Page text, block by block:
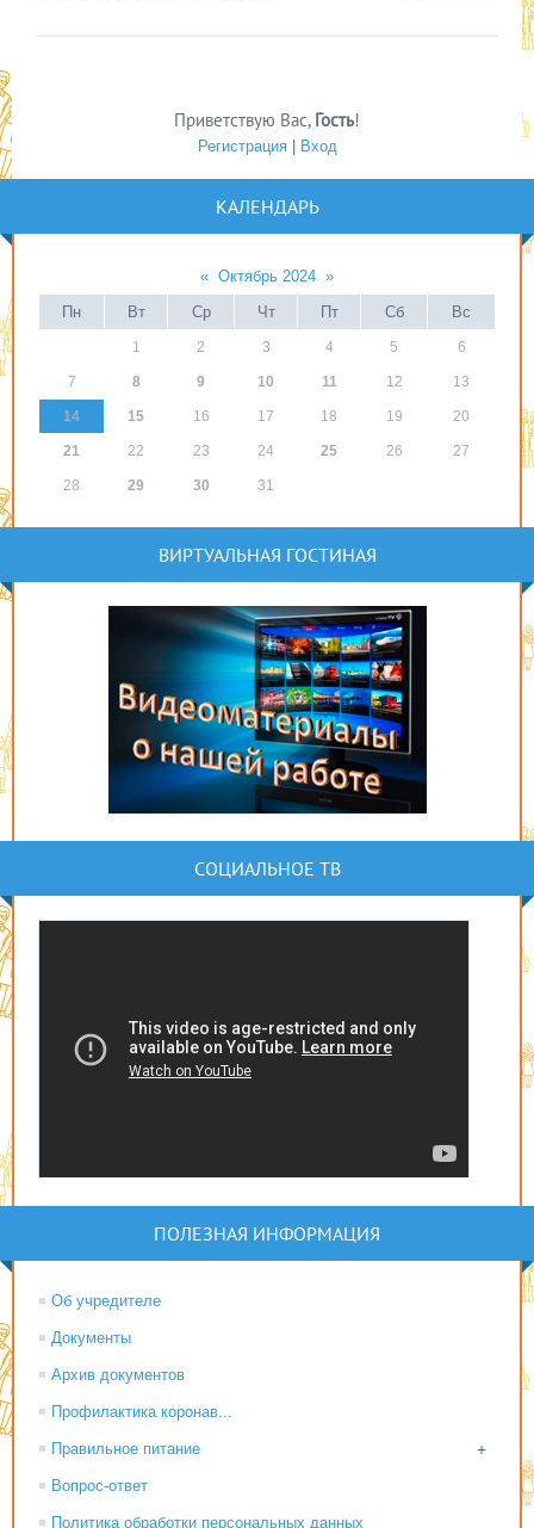
Приветствую Вас, Гость!
Регистрация| Вход
КАЛЕНДАРЬ
« Октябрь 2024 »
Пн
Вт Ср Чт Пт Сб Вс
1 2 3 4 5 6
7 8 9 10 11 12 13
14 15 16 17 18 19 20
21 22 23 24 25 26 27
28 29 30 31
ВИРТУАЛЬНАЯ ГОСТИНАЯ
СОЦИАЛЬНОЕ ТВ
ПОЛЕЗНАЯ ИНФОРМАЦИЯ
Об учредителе
Документы
Архив документов
Профилактика коронав...
+
Правильное питание
Вопрос-ответ
Политика обработки персональных данных